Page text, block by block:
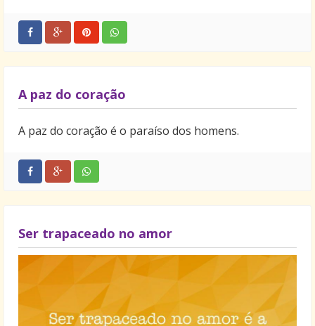
A paz do coração
A paz do coração é o paraíso dos homens.
Ser trapaceado no amor